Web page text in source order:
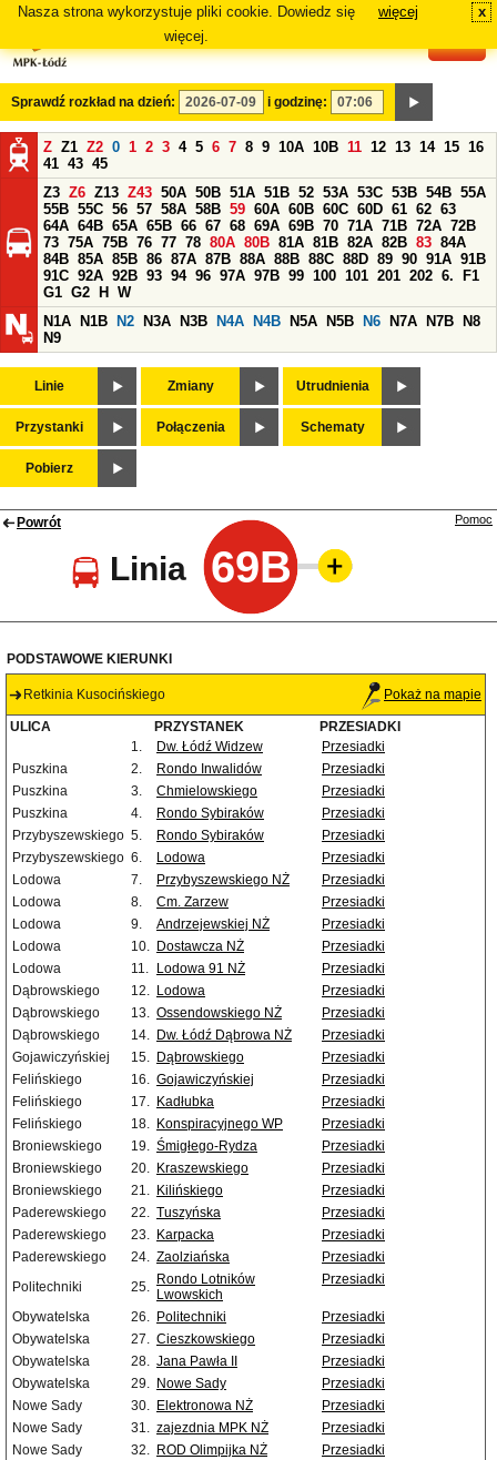
Nasza strona wykorzystuje pliki cookie. Dowiedz się
więcej.
więcej x
Sprawdź rozkład na dzień: i godzinę:
Z Z1 Z2 0 1 2 3 4 5 6 7 8 9 10A 10B 11 12 13 14 15 16
41 43 45
Z3 Z6 Z13 Z43 50A 50B 51A 51B 52 53A 53C 53B 54B 55A
55B 55C 56 57 58A 58B 59 60A 60B 60C 60D 61 62 63
64A 64B 65A 65B 66 67 68 69A 69B 70 71A 71B 72A 72B
73 75A 75B 76 77 78 80A 80B 81A 81B 82A 82B 83 84A
84B 85A 85B 86 87A 87B 88A 88B 88C 88D 89 90 91A 91B
91C 92A 92B 93 94 96 97A 97B 99 100 101 201 202 6.
F1
G1 G2 H
W
N1A
N1B N2 N3A N3B N4A N4B N5A N5B N6 N7A N7B
N8
N9
Linie Zmiany Utrudnienia
Przystanki Połączenia Schematy
Pobierz
Powrót
Linia 69B
Pomoc
PODSTAWOWE KIERUNKI
Retkinia Kusocińskiego Pokaż na mapie
ULICA PRZYSTANEK
PRZESIADKI
1.
Dw. Łódź Widzew
Przesiadki
Puszkina
2. Rondo Inwalidów
Przesiadki
Puszkina
3. Chmielowskiego
Przesiadki
Puszkina
4. Rondo Sybiraków
Przesiadki
Przybyszewskiego 5. Rondo Sybiraków
Przesiadki
Przybyszewskiego 6. Lodowa
Przesiadki
Lodowa
7. Przybyszewskiego NŻ
Przesiadki
Lodowa
8. Cm. Zarzew
Przesiadki
Lodowa
9. Andrzejewskiej NŻ
Przesiadki
Lodowa
10. Dostawcza NŻ
Przesiadki
Lodowa
11. Lodowa 91 NŻ
Przesiadki
Dąbrowskiego
12. Lodowa
Przesiadki
Dąbrowskiego
13. Ossendowskiego NŻ
Przesiadki
Dąbrowskiego
14. Dw. Łódź Dąbrowa NŻ
Przesiadki
Gojawiczyńskiej
15. Dąbrowskiego
Przesiadki
Felińskiego
16. Gojawiczyńskiej
Przesiadki
Felińskiego
17. Kadłubka
Przesiadki
Felińskiego
18. Konspiracyjnego WP
Przesiadki
Broniewskiego
19. Śmigłego-Rydza
Przesiadki
Broniewskiego
20. Kraszewskiego
Przesiadki
Broniewskiego
21. Kilińskiego
Przesiadki
Paderewskiego
22. Tuszyńska
Przesiadki
Paderewskiego
23. Karpacka
Przesiadki
Paderewskiego
24. Zaolziańska
Przesiadki
Politechniki
25. Rondo Lotników
Lwowskich
Przesiadki
Obywatelska 26. Politechniki
Przesiadki
Obywatelska
27. Cieszkowskiego
Przesiadki
Obywatelska
28. Jana Pawła II
Przesiadki
Obywatelska
29. Nowe Sady
Przesiadki
Nowe Sady
30. Elektronowa NŻ
Przesiadki
Nowe Sady
31. zajezdnia MPK NŻ
Przesiadki
Nowe Sady
32. ROD Olimpijka NŻ
Przesiadki